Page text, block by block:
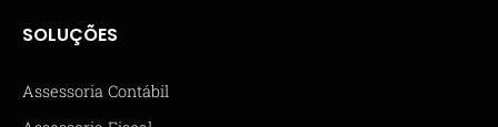
SOLUÇÕES
Assessoria Contábil